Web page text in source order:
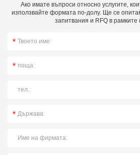
Ако имате въпроси относно услугите,
използвайте формата по-долу. Ще се
запитвания и RFQ в рамките